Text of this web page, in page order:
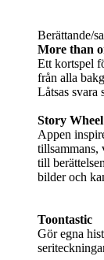
Berättande/
More than
Ett kortspel
från alla
Låtsas svara
Story Wheel
Appen
tillsammans,
till
bilder och
Toontastic
Gör egna